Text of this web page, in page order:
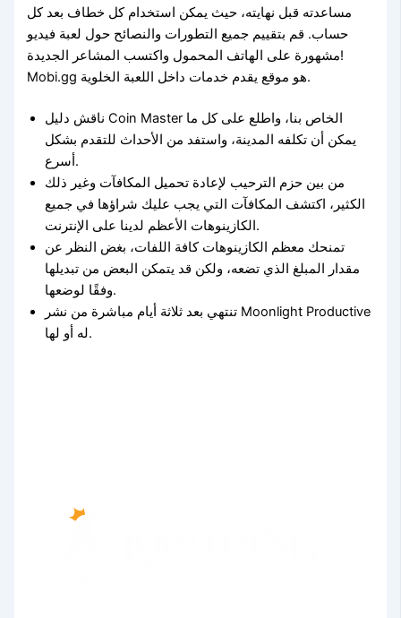
مساعدته قبل نهايته، حيث يمكن استخدام كل خطاف بعد كل
حساب. قم بتقييم جميع التطورات والنصائح حول لعبة فيديو
مشهورة على الهاتف المحمول واكتسب المشاعر الجديدة!
Mobi.gg هو موقع يقدم خدمات داخل اللعبة الخلوية.
ناقش دليل Coin Master الخاص بنا، واطلع على كل ما
يمكن أن تكلفه المدينة، واستفد من الأحداث للتقدم بشكل
أسرع.
من بين حزم الترحيب لإعادة تحميل المكافآت وغير ذلك
الكثير، اكتشف المكافآت التي يجب عليك شراؤها في جميع
الكازينوهات الأعظم لدينا على الإنترنت.
تمنحك معظم الكازينوهات كافة اللفات، بغض النظر عن
مقدار المبلغ الذي تضعه، ولكن قد يتمكن البعض من تبديلها
وفقًا لوضعها.
تنتهي بعد ثلاثة أيام مباشرة من نشر Moonlight Productive
له أو لها.